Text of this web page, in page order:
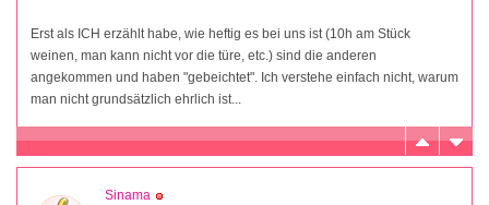
Erst als ICH erzählt habe, wie heftig es bei uns ist (10h am Stück
weinen, man kann nicht vor die türe, etc.) sind die anderen
angekommen und haben "gebeichtet". Ich verstehe einfach nicht, warum
man nicht grundsätzlich ehrlich ist...
Sinama